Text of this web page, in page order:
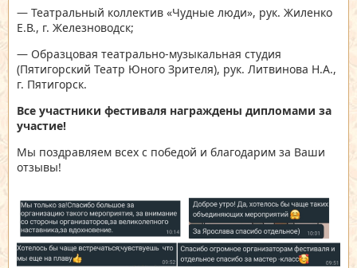
— Театральный коллектив «Чудные люди», рук. Жиленко
Е.В., г. Железноводск;
— Образцовая театрально-музыкальная студия
(Пятигорский Театр Юного Зрителя), рук. Литвинова Н.А.,
г. Пятигорск.
Все участники фестиваля награждены дипломами за
участие!
Мы поздравляем всех с победой и благодарим за Ваши
отзывы!